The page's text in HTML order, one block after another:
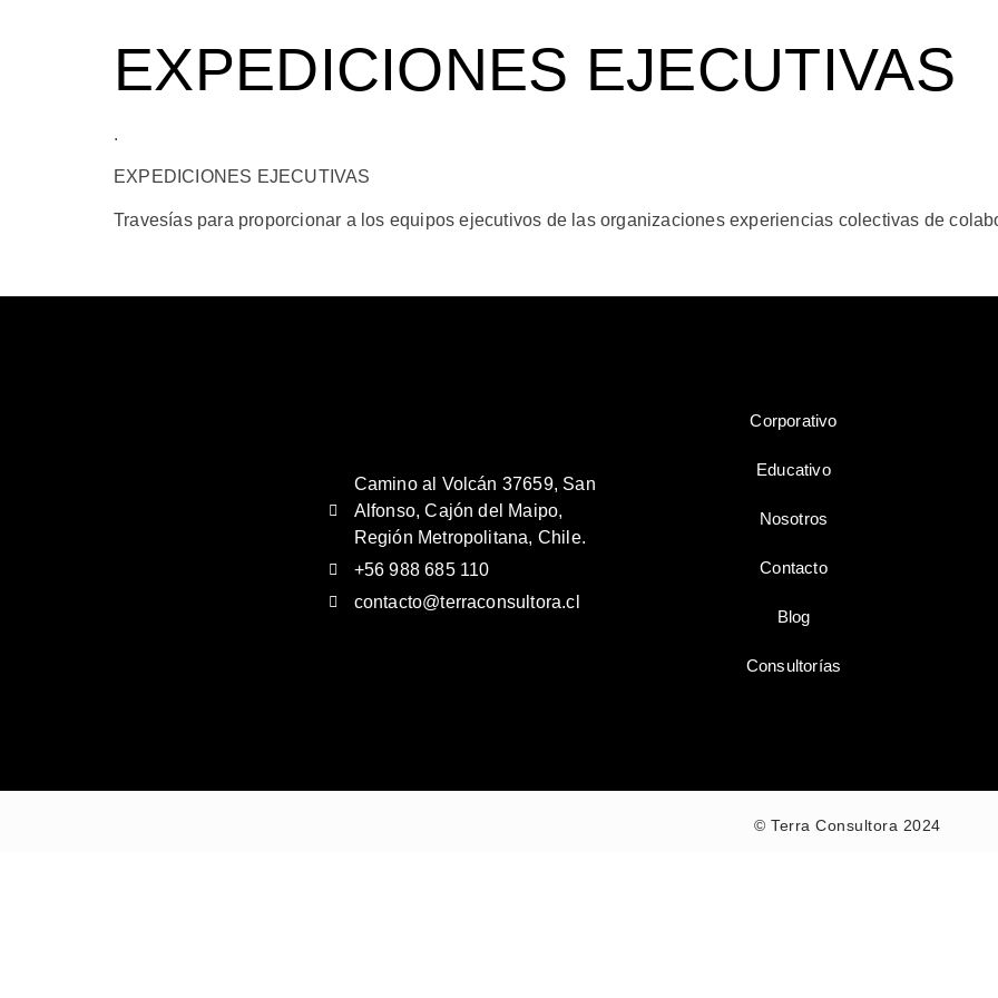
EXPEDICIONES EJECUTIVAS
.
EXPEDICIONES EJECUTIVAS
Travesías para proporcionar a los equipos ejecutivos de las organizaciones experiencias colectivas de
Camino al Volcán 37659, San
Alfonso, Cajón del Maipo,
Región Metropolitana, Chile.
+56 988 685 110
contacto@terraconsultora.cl
Corporativo
Educativo
Nosotros
Contacto
Blog
Consultorías
© Terra Consultora 2024